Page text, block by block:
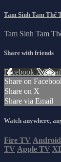
Tam Sinh Tam Thế
Tam Sinh Tam
Share with friends
Facebook XEmail
Share on
Share on X
Share via Email
Watch anywhere,
Fire TV Android
TV Apple TV